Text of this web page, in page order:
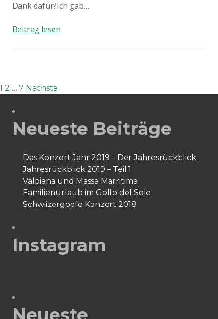
Dank dafür?Ich gab…
Beitrag lesenAusgenutzt
Seitennummerierung
der
Beiträge
1 2 … 7 Nächste
Neueste Beiträge
Das Konzert Jahr 2019 – Der Jahresrückblick
Jahresrückblick 2019 – Teil 1
Valpiana und Massa Marritima
Familienurlaub im Golfo del Sole
Schwiizergoofe Konzert 2018
Instagram
Neueste